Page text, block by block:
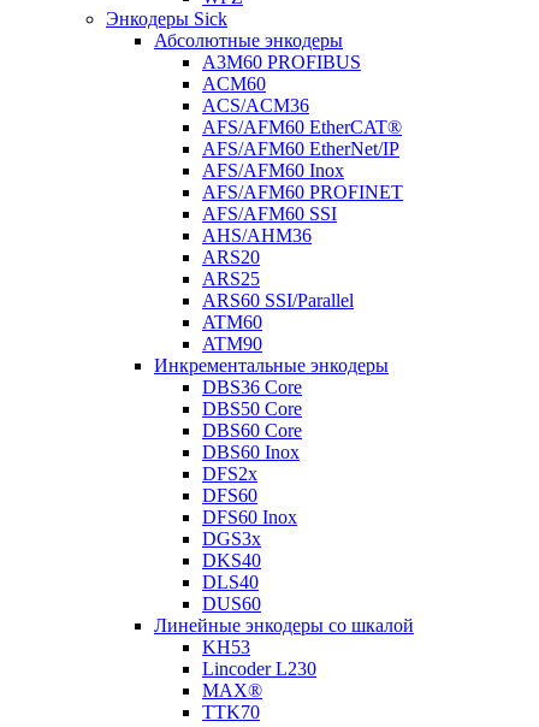
Энкодеры Sick
Абсолютные энкодеры
A3M60 PROFIBUS
ACM60
ACS/ACM36
AFS/AFM60 EtherCAT®
AFS/AFM60 EtherNet/IP
AFS/AFM60 Inox
AFS/AFM60 PROFINET
AFS/AFM60 SSI
AHS/AHM36
ARS20
ARS25
ARS60 SSI/Parallel
ATM60
ATM90
Инкрементальные энкодеры
DBS36 Core
DBS50 Core
DBS60 Core
DBS60 Inox
DFS2x
DFS60
DFS60 Inox
DGS3x
DKS40
DLS40
DUS60
Линейные энкодеры со шкалой
KH53
Lincoder L230
MAX®
TTK70